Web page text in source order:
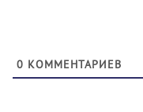
0 КОММЕНТАРИЕВ